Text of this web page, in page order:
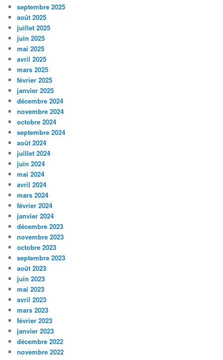
septembre 2025
août 2025
juillet 2025
juin 2025
mai 2025
avril 2025
mars 2025
février 2025
janvier 2025
décembre 2024
novembre 2024
octobre 2024
septembre 2024
août 2024
juillet 2024
juin 2024
mai 2024
avril 2024
mars 2024
février 2024
janvier 2024
décembre 2023
novembre 2023
octobre 2023
septembre 2023
août 2023
juin 2023
mai 2023
avril 2023
mars 2023
février 2023
janvier 2023
décembre 2022
novembre 2022